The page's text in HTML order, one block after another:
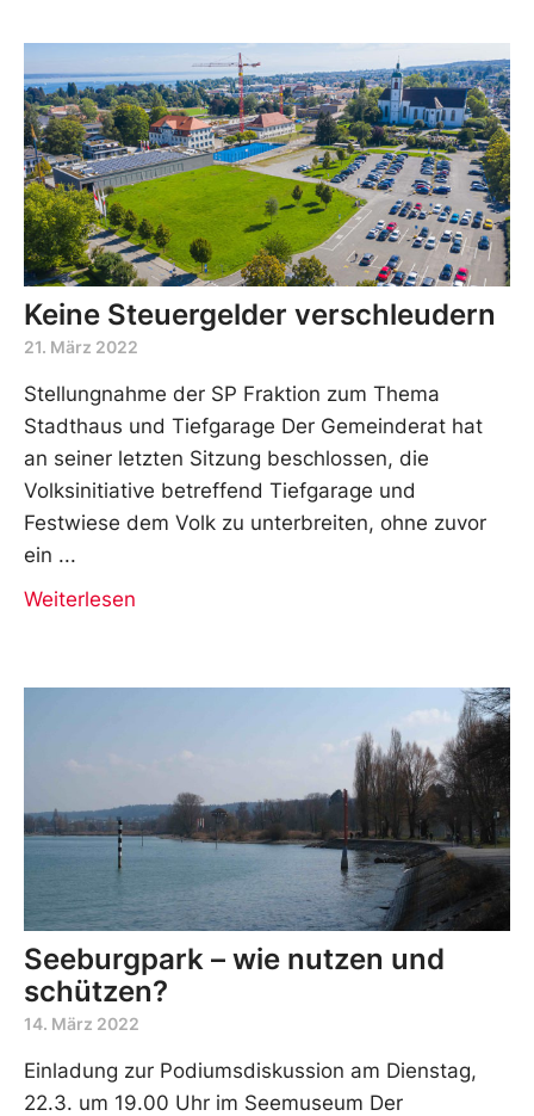
Keine Steuergelder verschleudern
21. März 2022
Stellungnahme der SP Fraktion zum Thema
Stadthaus und Tiefgarage Der Gemeinderat hat
an seiner letzten Sitzung beschlossen, die
Volksinitiative betreffend Tiefgarage und
Festwiese dem Volk zu unterbreiten, ohne zuvor
ein
Weiterlesen
Seeburgpark – wie nutzen und
schützen?
14. März 2022
Einladung zur Podiumsdiskussion am Dienstag,
22.3. um 19.00 Uhr im Seemuseum Der